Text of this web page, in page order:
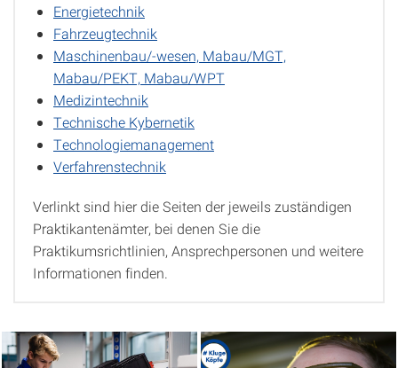
Energietechnik
Fahrzeugtechnik
Maschinenbau/-wesen, Mabau/MGT,
Mabau/PEKT, Mabau/WPT
Medizintechnik
Technische Kybernetik
Technologiemanagement
Verfahrenstechnik
Verlinkt sind hier die Seiten der jeweils zuständigen
Praktikantenämter, bei denen Sie die
Praktikumsrichtlinien, Ansprechpersonen und weitere
Informationen finden.